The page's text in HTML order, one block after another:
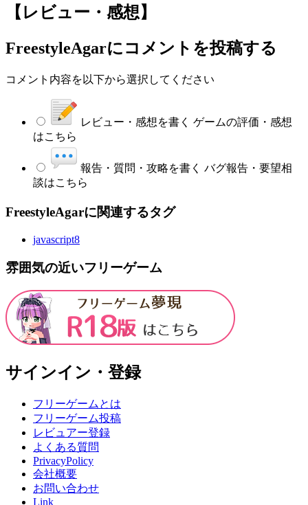
【レビュー・感想】
FreestyleAgarにコメントを投稿する
コメント内容を以下から選択してください
レビュー・感想を書く ゲームの評価・感想
はこちら
報告・質問・攻略を書く バグ報告・要望相
談はこちら
FreestyleAgarに関連するタグ
javascript8
雰囲気の近いフリーゲーム
サインイン・登録
フリーゲームとは
フリーゲーム投稿
レビュアー登録
よくある質問
PrivacyPolicy
会社概要
お問い合わせ
Link